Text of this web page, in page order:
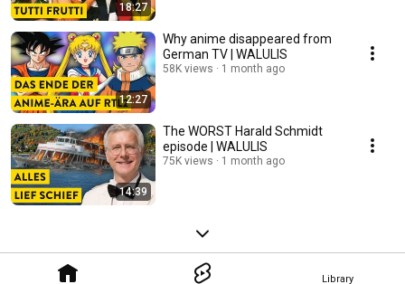
Library
18:27
12:27
Why anime disappeared from
German TV | WALULIS
58K views 1 month ago
14:39
The WORST Harald Schmidt
episode | WALULIS
75K views 1 month ago